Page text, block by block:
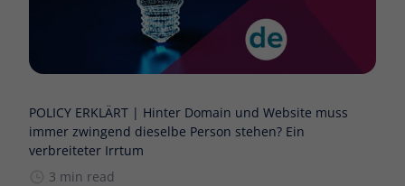
POLICY ERKLÄRT | Hinter Domain und Website muss
immer zwingend dieselbe Person stehen? Ein
verbreiteter Irrtum
3 min read